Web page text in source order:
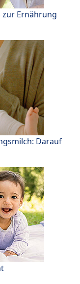
Ernährung
Darauf